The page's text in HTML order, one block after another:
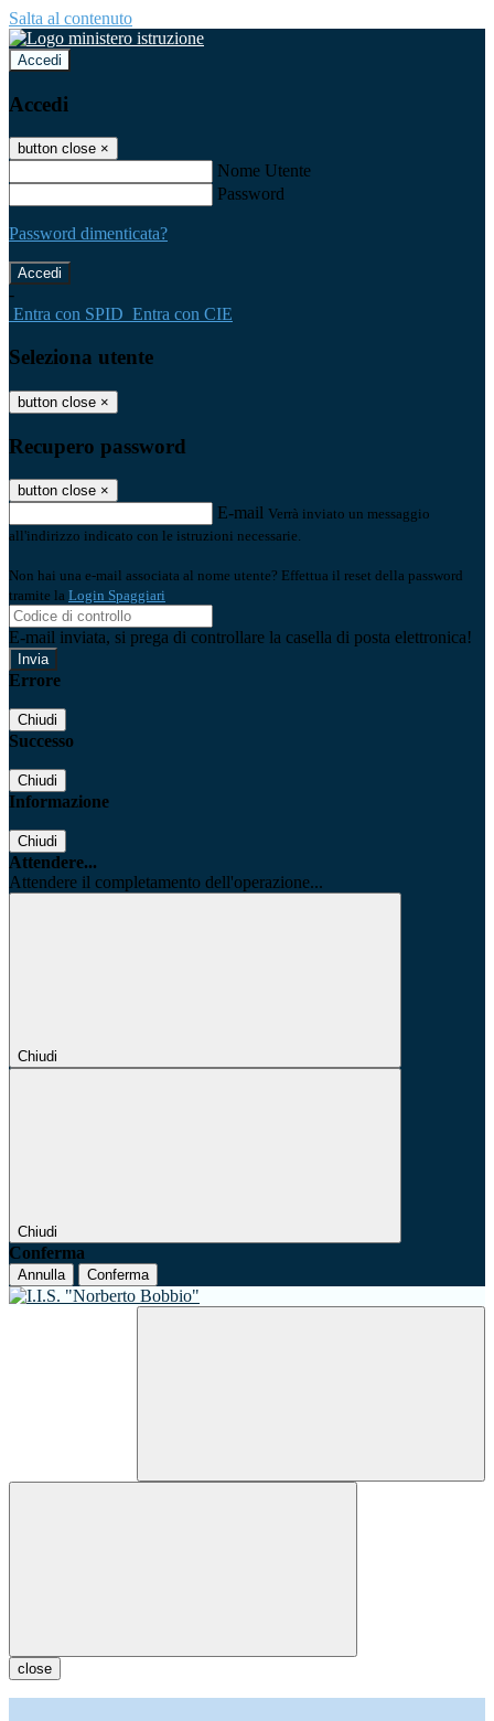
Salta al contenuto
Accedi
Accedi
button close ×
Nome Utente
Password
Password dimenticata?
-
Entra con SPID Entra con CIE
Seleziona utente
button close ×
Recupero password
button close ×
E-mail Verrà inviato un messaggio
all'indirizzo indicato con le istruzioni necessarie.
Non hai una e-mail associata al nome utente? Effettua il reset della password
tramite la Login Spaggiari
E-mail inviata, si prega di controllare la casella di posta elettronica!
Errore
Chiudi
Successo
Chiudi
Informazione
Chiudi
Attendere...
Attendere il completamento dell'operazione...
Chiudi
Chiudi
Conferma
Annulla Conferma
close